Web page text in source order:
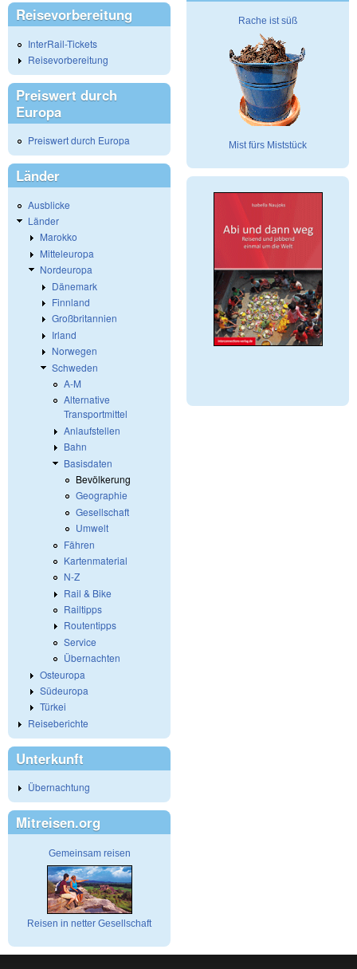
Reisevorbereitung
InterRail-Tickets
Reisevorbereitung
Preiswert durch
Europa
Preiswert durch Europa
Länder
Ausblicke
Länder
Marokko
Mitteleuropa
Nordeuropa
Dänemark
Finnland
Großbritannien
Irland
Norwegen
Schweden
A-M
Alternative
Transportmittel
Anlaufstellen
Bahn
Basisdaten
Bevölkerung
Geographie
Gesellschaft
Umwelt
Fähren
Kartenmaterial
N-Z
Rail & Bike
Railtipps
Routentipps
Service
Übernachten
Osteuropa
Südeuropa
Türkei
Reiseberichte
Unterkunft
Übernachtung
Mitreisen.org
Gemeinsam reisen
Reisen in netter Gesellschaft
Rache ist süß
Mist fürs Miststück